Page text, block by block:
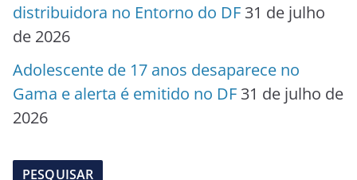
distribuidora no Entorno do DF 31 de julho
de 2026
Adolescente de 17 anos desaparece no
Gama e alerta é emitido no DF 31 de julho de
2026
PESQUISAR